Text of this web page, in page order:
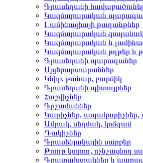
Գրասեղանի
Կազմարարական
Լամինացիայի թաղանթներ
Կազմարարական
Կազմարարական և
Կազմարարական թղթեր և
Գրասեղանի պարագաներ
Այցեքարտարաններ
Կնիք, թանաք, բարձիկ
Գրասեղանի պիտույքներ
Հաշվիչներ
Գրչամաններ
Կարիչներ, ապակարիչներ,
Ամրակ, սեղմակ, կոճգամ
Դակիչներ
Գրասենյակային սարքեր
Թուղթ կտրող, ոչնչացնող
Գրատախտակներ և